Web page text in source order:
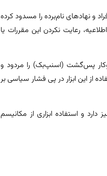
و نهادهای نام‌برده را مسدود کرده
رعایت نکردن این مقررات یا
پس‌گشت (اسنپ‌بک) را مردود و
از این ابزار در پی فشار سیاسی بر
و استفاده ابزاری از مکانیسم